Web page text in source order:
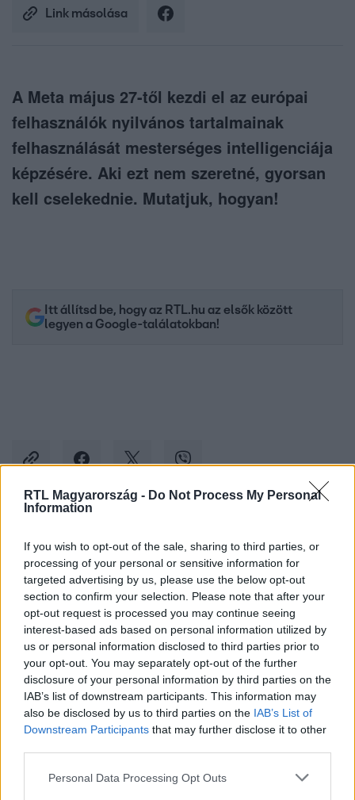
RTL Magyarország - Do Not Process My Personal
Information
If you wish to opt-out of the sale, sharing to third parties, or
processing of your personal or sensitive information for
targeted advertising by us, please use the below opt-out
section to confirm your selection. Please note that after your
opt-out request is processed you may continue seeing
interest-based ads based on personal information utilized by
us or personal information disclosed to third parties prior to
your opt-out. You may separately opt-out of the further
disclosure of your personal information by third parties on the
IAB’s list of downstream participants. This information may
also be disclosed by us to third parties on the IAB’s List of
Downstream Participants that may further disclose it to other
Please note that this website/app uses one or more Google
Personal Data Processing Opt Outs
Link másolása
A Meta május 27-től kezdi el az európai
felhasználók nyilvános tartalmainak
felhasználását mesterséges intelligenciája
képzésére. Aki ezt nem szeretné, gyorsan
kell cselekednie. Mutatjuk, hogyan!
Itt állítsd be, hogy az RTL.hu az elsők között
legyen a Google-találatokban!
Facebookon is!
Követem
#TUDOMÁNY-TECH # MESTERSÉGES INTELLIGENCIA
#FACEBOOK #META # SZEMÉLYES ADAT